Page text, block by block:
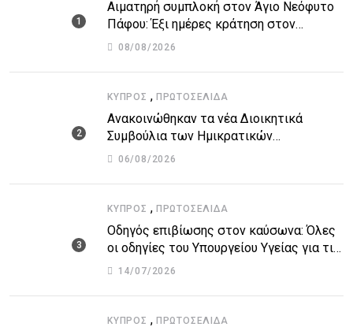
Αιματηρή συμπλοκή στον Άγιο Νεόφυτο
Πάφου: Έξι ημέρες κράτηση στον
51χρονο μοναχό
08/08/2026
ΚΎΠΡΟΣ , ΠΡΩΤΟΣΈΛΙΔΑ
Ανακοινώθηκαν τα νέα Διοικητικά
Συμβούλια των Ημικρατικών
Οργανισμών – Όλη η λίστα με τα
06/08/2026
ΚΎΠΡΟΣ , ΠΡΩΤΟΣΈΛΙΔΑ
Οδηγός επιβίωσης στον καύσωνα: Όλες
οι οδηγίες του Υπουργείου Υγείας για τις
υψηλές θερμοκρασίες
14/07/2026
ΚΎΠΡΟΣ , ΠΡΩΤΟΣΈΛΙΔΑ